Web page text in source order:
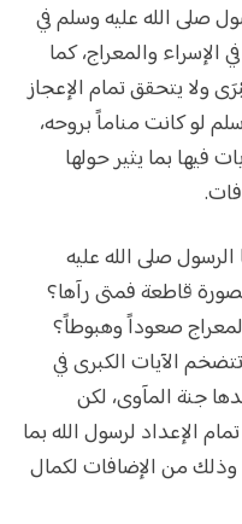
صلى الله عليه وسلم في
الإسراء والمعراج، كما
ولا يتحقق تمام الإعجاز
لو كانت مناماً بروحه،
فيها بما يثير حولها
صلى الله عليه
قاطعة فمتى رآها؟
صعوداً وهبوطاً؟
الآيات الكبرى في
جنة المآوى، لكن
الإعداد لرسول الله بما
من الإضافات لكمال